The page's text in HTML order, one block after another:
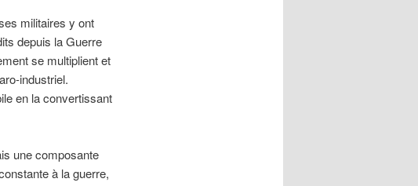
militaires y ont
depuis la Guerre
se multiplient et
industriel.
en la convertissant
une composante
à la guerre,